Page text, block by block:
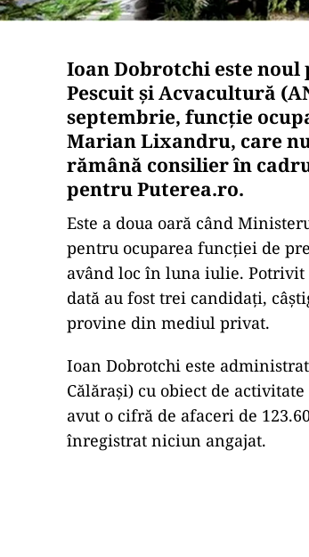
Ioan Dobrotchi este
Pescuit și Acvacultură
septembrie, funcție
Marian Lixandru, care
rămână consilier în
pentru Puterea.ro.
Este a doua oară când
pentru ocuparea funcției de
având loc în luna iulie. Potrivit
dată au fost trei candidați,
provine din mediul privat.
Ioan Dobrotchi este
Călărași) cu obiect de
avut o cifră de afaceri de
înregistrat niciun angajat.